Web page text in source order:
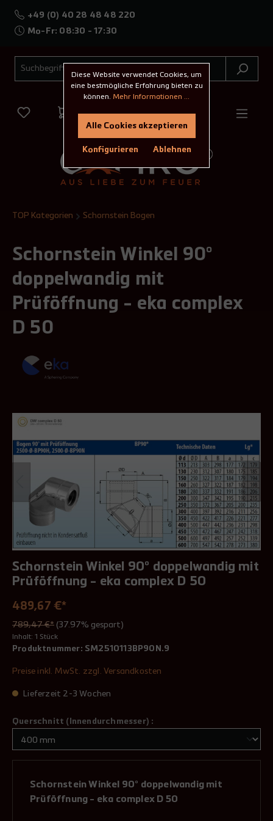
+49 (0) 40 28 48 48 220
Mo-Fr: 08:30 - 17:30
TOP Kategorien Schornstein Bogen
Schornstein Winkel 90°
doppelwandig mit
Prüföffnung - eka complex
D 50
Schornstein Winkel 90° doppelwandig mit
Prüföffnung - eka complex D 50
489,67 €*
789,47 €* (37.97% gespart)
Inhalt: 1 Stück
Produktnummer: SM2510113BP90N.9
Preise inkl. MwSt. zzgl. Versandkosten
Lieferzeit 2-3 Wochen
Querschnitt (Innendurchmesser) :
Schornstein Winkel 90° doppelwandig mit
Prüföffnung - eka complex D 50
Diese Website verwendet Cookies, um
eine bestmögliche Erfahrung bieten zu
können. Mehr Informationen ...
Ablehnen
Konfigurieren
Alle Cookies akzeptieren